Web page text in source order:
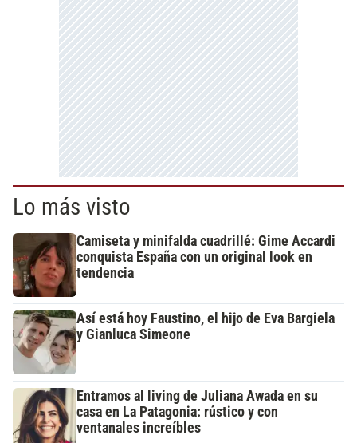
Lo más visto
Camiseta y minifalda cuadrillé: Gime Accardi
conquista España con un original look en
tendencia
Así está hoy Faustino, el hijo de Eva Bargiela
y Gianluca Simeone
Entramos al living de Juliana Awada en su
casa en La Patagonia: rústico y con
ventanales increíbles